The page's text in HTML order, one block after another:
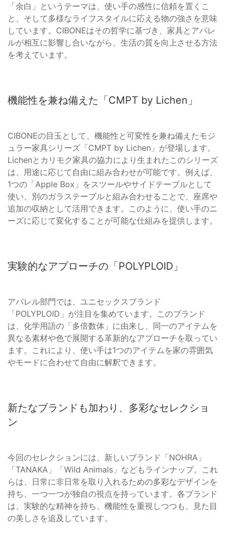
「余白」というテーマは、使い手の感性に信頼を置くこ
と、そして多様なライフスタイルに応える物の強さを意味
しています。CIBONEはその哲学に基づき、家具とアパレ
ルが相互に影響し合いながら、生活の質を向上させる方法
を考えています。
機能性を兼ね備えた「CMPT by Lichen」
CIBONEの目玉として、機能性と可変性を兼ね備えたモジ
ュラー家具シリーズ「CMPT by Lichen」が登場します。
Lichenとカリモク家具の協力により生まれたこのシリーズ
は、用途に応じて自由に組み合わせが可能です。例えば、
1つの「Apple Box」をスツールやサイドテーブルとして
使い、別のガラステーブルと組み合わせることで、座席や
追加の収納として活用できます。このように、使い手のニ
ーズに応じて変化することが可能な仕組みを提供します。
実験的なアプローチの「POLYPLOID」
アパレル部門では、ユニセックスブランド
「POLYPLOID」が注目を集めています。このブランド
は、化学用語の「多倍数体」に由来し、同一のアイテムを
異なる素材や色で展開する革新的なアプローチを取ってい
ます。これにより、使い手は1つのアイテムを家の雰囲気
やモードに合わせて自由に解釈できます。
新たなブランドも加わり、多彩なセレクショ
ン
今回のセレクションには、新しいブランド「NOHRA」
「TANAKA」「Wild Animals」などもラインナップ。これ
らは、日常に非日常を取り入れるための多彩なデザインを
持ち、一つ一つが独自の視点を持っています。各ブランド
は、実験的な精神を持ち、機能性を重視しつつも、見た目
の美しさを追及しています。